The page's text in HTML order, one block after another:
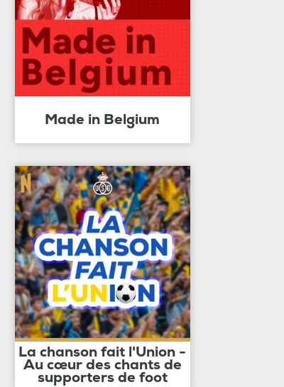
Made in Belgium
La chanson fait l'Union -
Au cœur des chants de
supporters de foot